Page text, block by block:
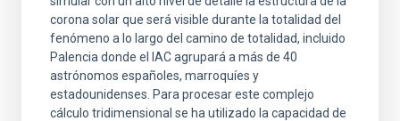
corona solar que será visible durante la totalidad del
fenómeno a lo largo del camino de totalidad, incluido
Palencia donde el IAC agrupará a más de 40
astrónomos españoles, marroquíes y
estadounidenses. Para procesar este complejo
cálculo tridimensional se ha utilizado la capacidad de